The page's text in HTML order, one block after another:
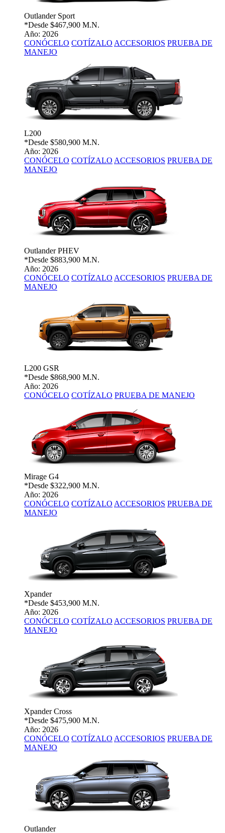
Outlander Sport
*Desde $467,900 M.N.
Año: 2026
CONÓCELO COTÍZALO ACCESORIOS PRUEBA DE
MANEJO
L200
*Desde $580,900 M.N.
Año: 2026
CONÓCELO COTÍZALO ACCESORIOS PRUEBA DE
MANEJO
Outlander PHEV
*Desde $883,900 M.N.
Año: 2026
CONÓCELO COTÍZALO ACCESORIOS PRUEBA DE
MANEJO
L200 GSR
*Desde $868,900 M.N.
Año: 2026
CONÓCELO COTÍZALO PRUEBA DE MANEJO
Mirage G4
*Desde $322,900 M.N.
Año: 2026
CONÓCELO COTÍZALO ACCESORIOS PRUEBA DE
MANEJO
Xpander
*Desde $453,900 M.N.
Año: 2026
CONÓCELO COTÍZALO ACCESORIOS PRUEBA DE
MANEJO
Xpander Cross
*Desde $475,900 M.N.
Año: 2026
CONÓCELO COTÍZALO ACCESORIOS PRUEBA DE
MANEJO
Outlander